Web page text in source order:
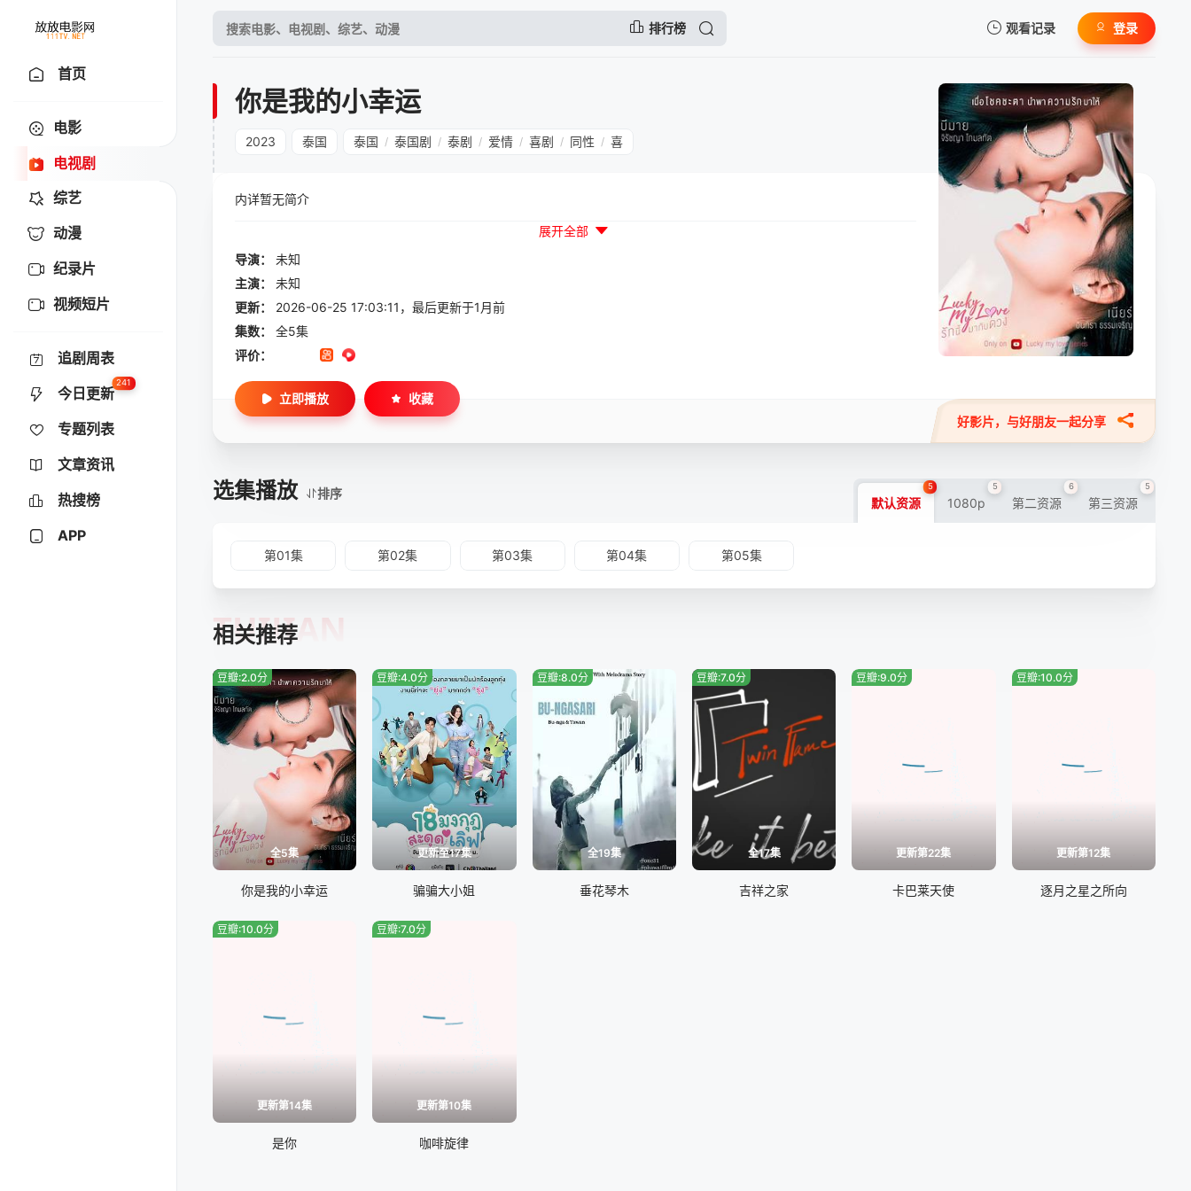
排行榜 观看记录
暂无观看影片的记录
登录
首页
电影
电视剧
综艺
动漫
纪录片
视频短片
追剧周表
今日更新
241
专题列表
文章资讯
热搜榜
APP
你是我的小幸运
2023 泰国 泰国 / 泰国剧 / 泰剧 / 爱情 / 喜剧 / 同性 / 喜
内详暂无简介
展开全部
导演：
未知
主演：
未知
更新：
2026-06-25 17:03:11，最后更新于1月前
集数：
全5集
评价：
好影片，与好朋友一起分享
立即播放 收藏
选集播放 排序
默认资源
5
1080p
5
第二资源
6
第三资源
5
第01集 第02集 第03集 第04集 第05集
相关推荐
TUIJIAN
全5集
豆瓣:2.0分
你是我的小幸运
更新至17集
豆瓣:4.0分
骗骗大小姐
全19集
豆瓣:8.0分
垂花琴木
全17集
豆瓣:7.0分
吉祥之家
更新第22集
豆瓣:9.0分
卡巴莱天使
更新第12集
豆瓣:10.0分
逐月之星之所向
更新第14集
豆瓣:10.0分
是你
更新第10集
豆瓣:7.0分
咖啡旋律